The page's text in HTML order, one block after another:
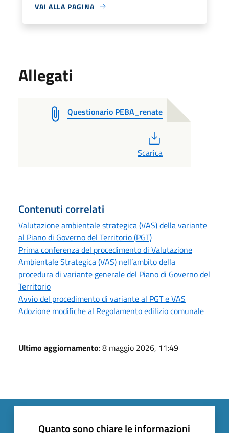
VAI ALLA PAGINA
Allegati
Questionario PEBA_renate
Scarica
Contenuti correlati
Valutazione ambientale strategica (VAS) della variante
al Piano di Governo del Territorio (PGT)
Prima conferenza del procedimento di Valutazione
Ambientale Strategica (VAS) nell’ambito della
procedura di variante generale del Piano di Governo del
Territorio
Avvio del procedimento di variante al PGT e VAS
Adozione modifiche al Regolamento edilizio comunale
Ultimo aggiornamento: 8 maggio 2026, 11:49
Quanto sono chiare le informazioni